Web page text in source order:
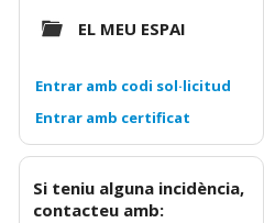
EL MEU ESPAI
Entrar amb codi sol·licitud
Si teniu alguna incidència,
contacteu amb: